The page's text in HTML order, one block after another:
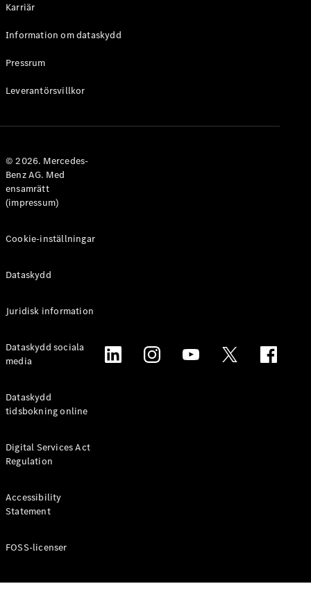
VLE Elektrisk
Mercedes-
Familjebilar
van
Marco Polo
Marco Polo
Horizon
Konfigurator
Store
Karriär
Information om dataskydd
Pressrum
Leverantörsvillkor
© 2026. Mercedes-
Benz AG. Med
ensamrätt
(impressum)
Cookie-inställningar
Dataskydd
Juridisk information
Dataskydd sociala
media
Dataskydd
tidsbokning online
Digital Services Act
Regulation
Accessibility
Statement
FOSS-licenser